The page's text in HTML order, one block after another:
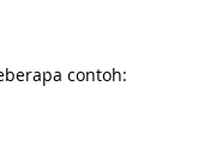
contoh: